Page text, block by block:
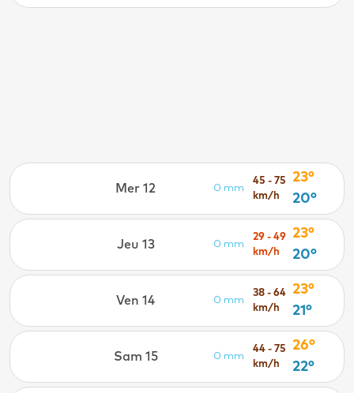
Mer 12 0 mm
45 - 75
km/h
23°
20°
Jeu 13 0 mm
29 - 49
km/h
23°
20°
Ven 14 0 mm
38 - 64
km/h
23°
21°
Sam 15 0 mm
44 - 75
km/h
26°
22°